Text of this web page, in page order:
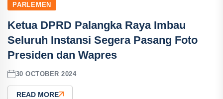
PARLEMEN
Ketua DPRD Palangka Raya Imbau
Seluruh Instansi Segera Pasang Foto
Presiden dan Wapres
30 OCTOBER 2024
READ MORE